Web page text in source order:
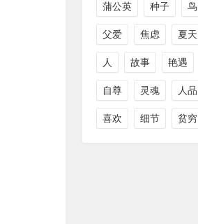
蒲公英 种子 鸟
父爱 焦虑 夏天
人 故事 艳遇
自尊 灵魂 人品
喜欢 细节 贫穷